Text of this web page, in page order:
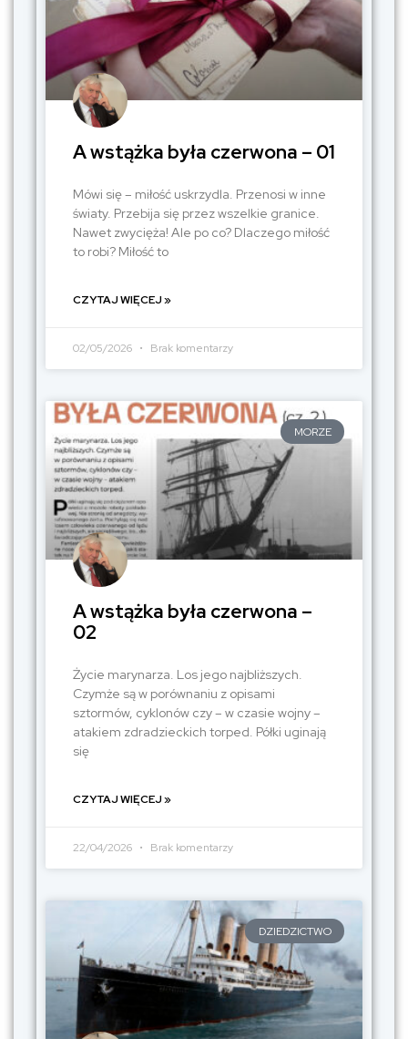
A wstążka była czerwona – 01
Mówi się – miłość uskrzydla. Przenosi w inne
światy. Przebija się przez wszelkie granice.
Nawet zwycięża! Ale po co? Dlaczego miłość
to robi? Miłość to
CZYTAJ WIĘCEJ »
02/05/2026 Brak komentarzy
MORZE
A wstążka była czerwona –
02
Życie marynarza. Los jego najbliższych.
Czymże są w porównaniu z opisami
sztormów, cyklonów czy – w czasie wojny –
atakiem zdradzieckich torped. Półki uginają
się
CZYTAJ WIĘCEJ »
22/04/2026 Brak komentarzy
DZIEDZICTWO